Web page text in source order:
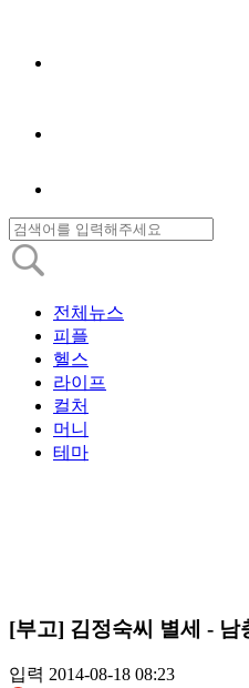
전체뉴스
피플
헬스
라이프
컬처
머니
테마
[부고] 김정숙씨 별세 - 남
입력 2014-08-18 08:23